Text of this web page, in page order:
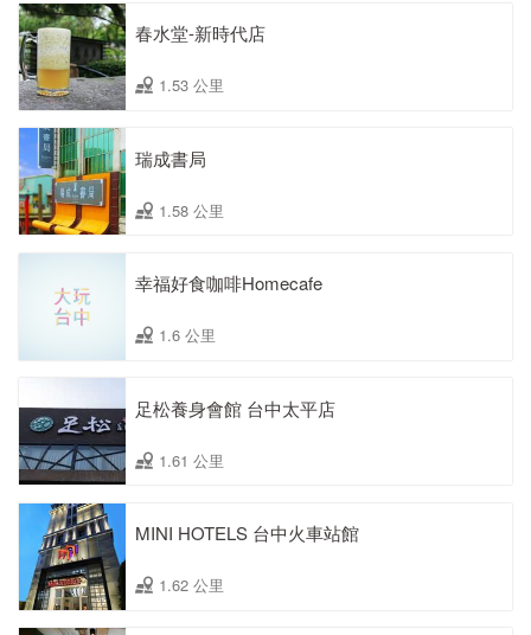
春水堂-新時代店
1.53 公里
瑞成書局
1.58 公里
幸福好食咖啡Homecafe
1.6 公里
足松養身會館 台中太平店
1.61 公里
MINI HOTELS 台中火車站館
1.62 公里